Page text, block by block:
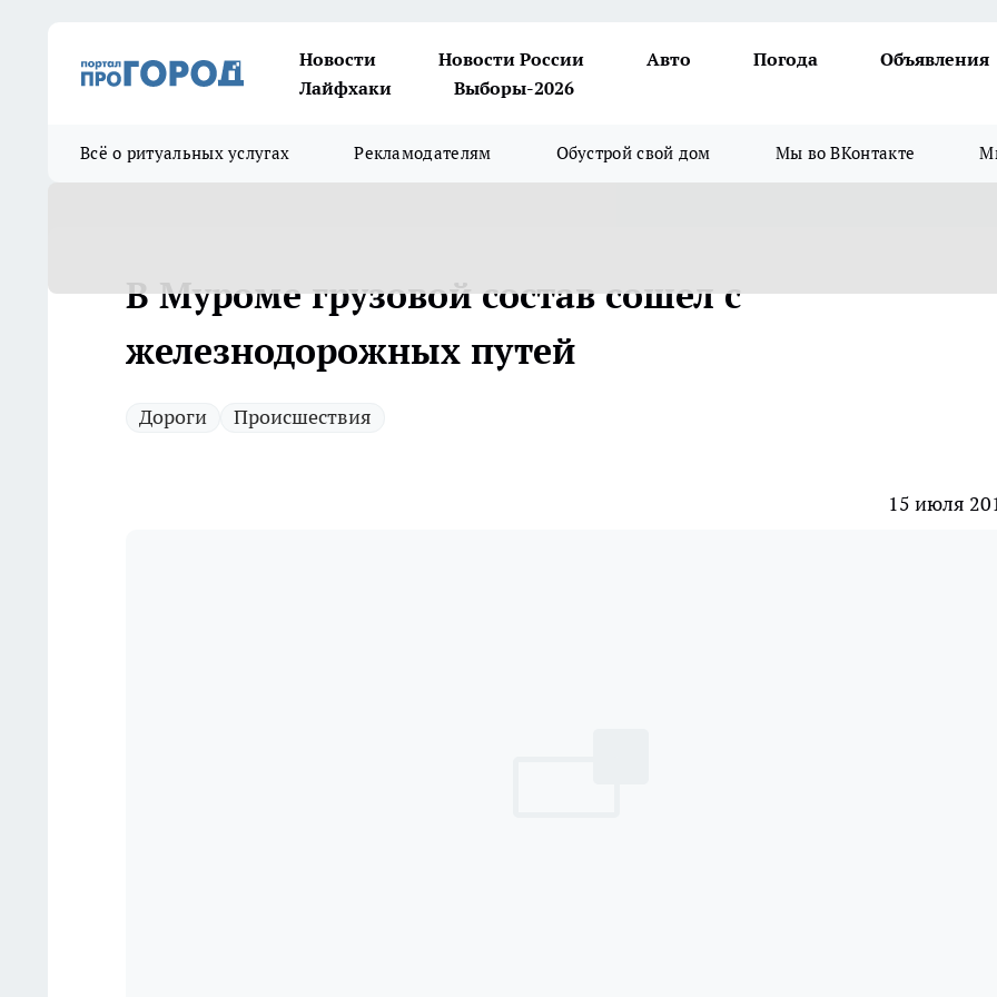
Новости Новости России Авто Погода
Объявления
Лайфхаки
Выборы-2026
Всё о ритуальных услугах Рекламодателям Обустрой свой дом Мы во ВКонтакте
В Муроме грузовой состав сошел с
железнодорожных путей
Дороги Происшествия
15 июля